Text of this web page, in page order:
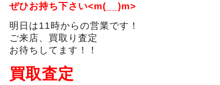
ぜひお持ち下さい<m(__)m>
明日は11時からの営業です！
ご来店、買取り査定
お待ちしてます！！
買取査定